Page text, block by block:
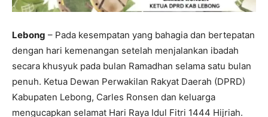
Lebong – Pada kesempatan yang bahagia dan bertepatan
dengan hari kemenangan setelah menjalankan ibadah
secara khusyuk pada bulan Ramadhan selama satu bulan
penuh. Ketua Dewan Perwakilan Rakyat Daerah (DPRD)
Kabupaten Lebong, Carles Ronsen dan keluarga
mengucapkan selamat Hari Raya Idul Fitri 1444 Hijriah.